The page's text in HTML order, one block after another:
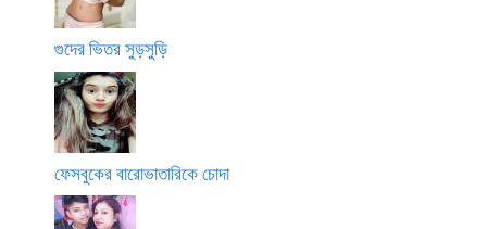
গুদের ভিতর সুড়সুড়ি
ফেসবুকের বারোভাতারিকে চোদা